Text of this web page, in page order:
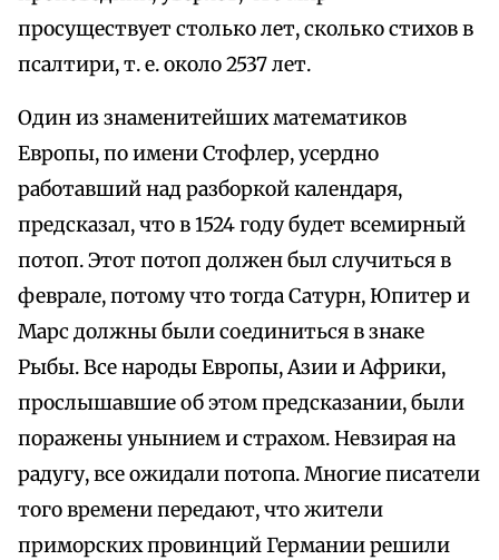
просуществует столько лет, сколько стихов в
псалтири, т. е. около 2537 лет.
Один из знаменитейших математиков
Европы, по имени Стофлер, усердно
работавший над разборкой календаря,
предсказал, что в 1524 году будет всемирный
потоп. Этот потоп должен был случиться в
феврале, потому что тогда Сатурн, Юпитер и
Марс должны были соединиться в знаке
Рыбы. Все народы Европы, Азии и Африки,
прослышавшие об этом предсказании, были
поражены унынием и страхом. Невзирая на
радугу, все ожидали потопа. Многие писатели
того времени передают, что жители
приморских провинций Германии решили